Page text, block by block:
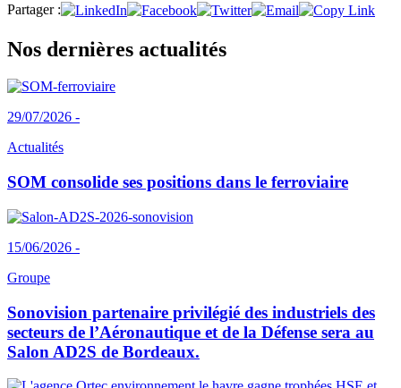
Partager :
Nos dernières actualités
29/07/2026 -
Actualités
SOM consolide ses positions dans le ferroviaire
15/06/2026 -
Groupe
Sonovision partenaire privilégié des industriels des
secteurs de l’Aéronautique et de la Défense sera au
Salon AD2S de Bordeaux.